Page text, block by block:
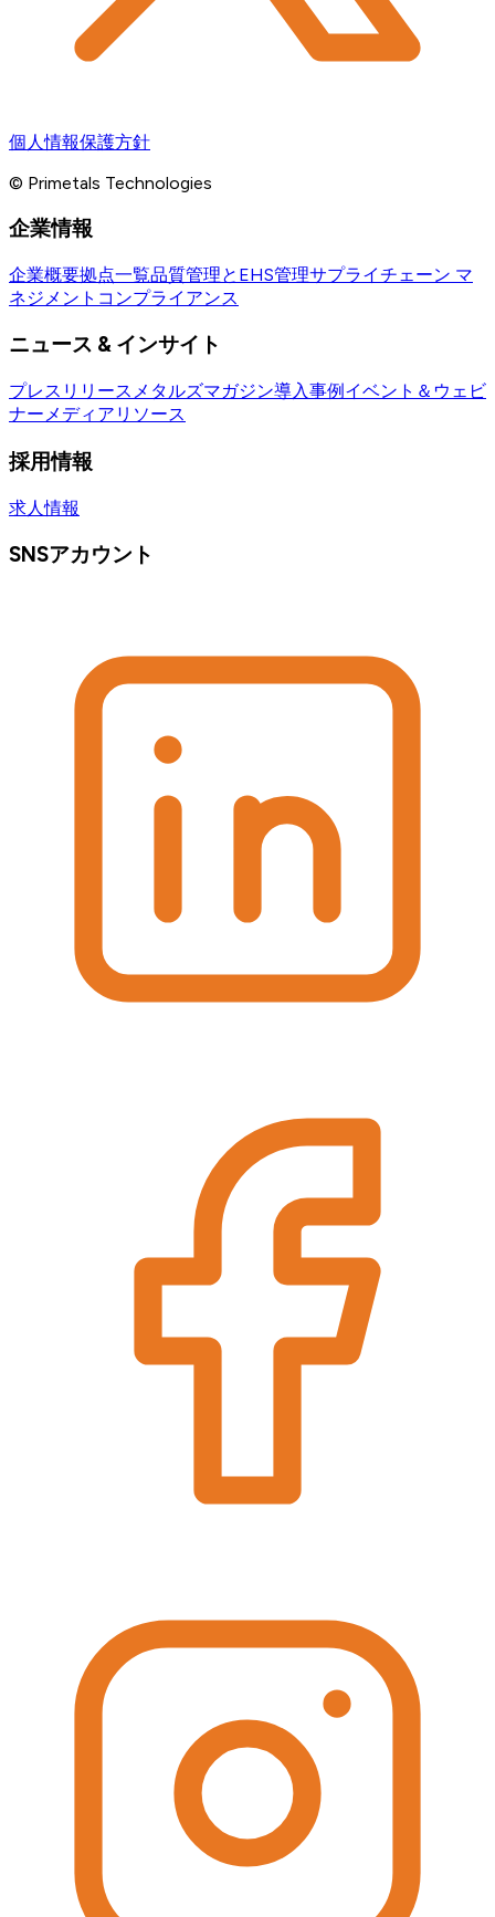
個人情報保護方針
© Primetals Technologies
企業情報
企業概要拠点一覧品質管理とEHS管理サプライチェーン マ
ネジメント コンプライアンス
ニュース & インサイト
プレスリリース メタルズマガジン導入事例イベント＆ウェビ
ナーメディアリソース
採用情報
求人情報
SNSアカウント